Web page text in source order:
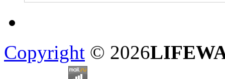
Copyright © 2026